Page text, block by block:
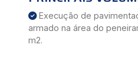
Execução de
armado na área do
m2.